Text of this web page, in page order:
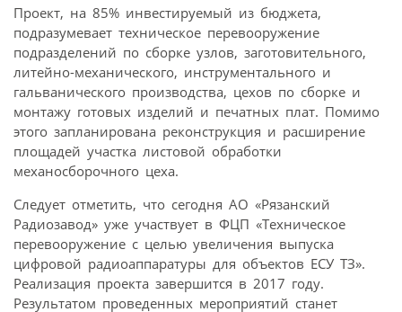
Проект, на 85% инвестируемый из бюджета,
подразумевает техническое перевооружение
подразделений по сборке узлов, заготовительного,
литейно-механического, инструментального и
гальванического производства, цехов по сборке и
монтажу готовых изделий и печатных плат. Помимо
этого запланирована реконструкция и расширение
площадей участка листовой обработки
механосборочного цеха.
Следует отметить, что сегодня АО «Рязанский
Радиозавод» уже участвует в ФЦП «Техническое
перевооружение с целью увеличения выпуска
цифровой радиоаппаратуры для объектов ЕСУ ТЗ».
Реализация проекта завершится в 2017 году.
Результатом проведенных мероприятий станет